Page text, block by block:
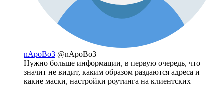
nApoBo3 @nApoBo3
Нужно больше информации, в первую очередь, что
значит не видит, каким образом раздаются адреса и
какие маски, настройки роутинга на клиентских